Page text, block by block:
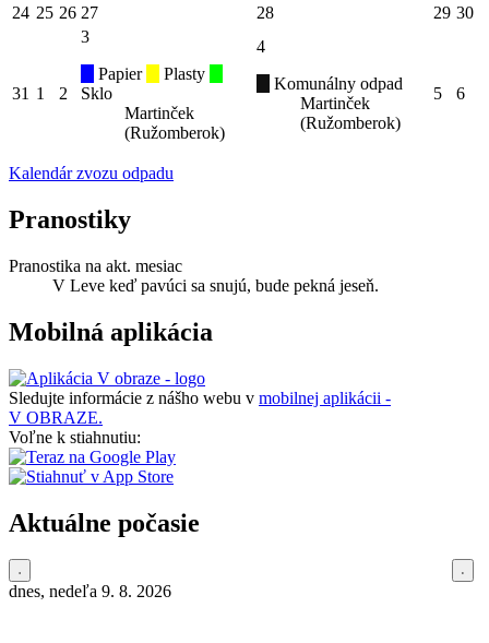
24 25 26 27 28 29 30
31 1 2
3
Papier
Plasty
Sklo
Martinček
(Ružomberok)
4
Komunálny odpad
Martinček
(Ružomberok)
5 6
Kalendár zvozu odpadu
Pranostiky
Pranostika na akt. mesiac
V Leve keď pavúci sa snujú, bude pekná jeseň.
Mobilná aplikácia
Sledujte informácie z nášho webu v mobilnej aplikácii -
V OBRAZE.
Voľne k stiahnutiu:
Aktuálne počasie
dnes, nedeľa 9. 8. 2026